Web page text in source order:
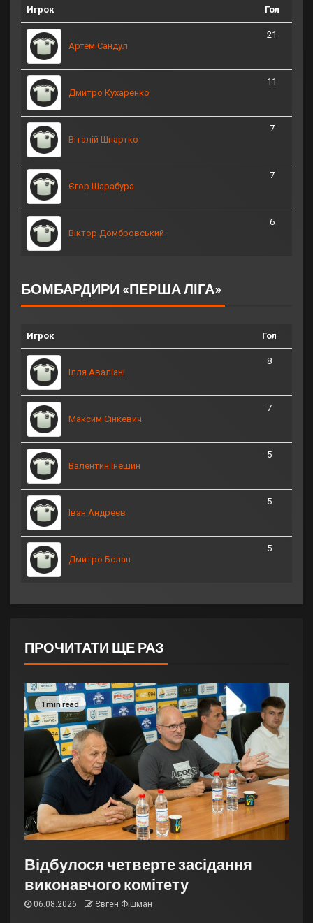
Игрок Гол
Артем Сандул
21
Дмитро Кухаренко
11
Віталій Шпартко
7
Єгор Шарабура
7
Віктор Домбровський
6
БОМБАРДИРИ «ПЕРША ЛІГА»
Игрок Гол
Ілля Аваліані
8
Максим Сінкевич
7
Валентин Інешин
5
Іван Андреєв
5
Дмитро Бєлан
5
ПРОЧИТАТИ ЩЕ РАЗ
1 min read
Відбулося четверте засідання
виконавчого комітету
06.08.2026 Євген Фішман